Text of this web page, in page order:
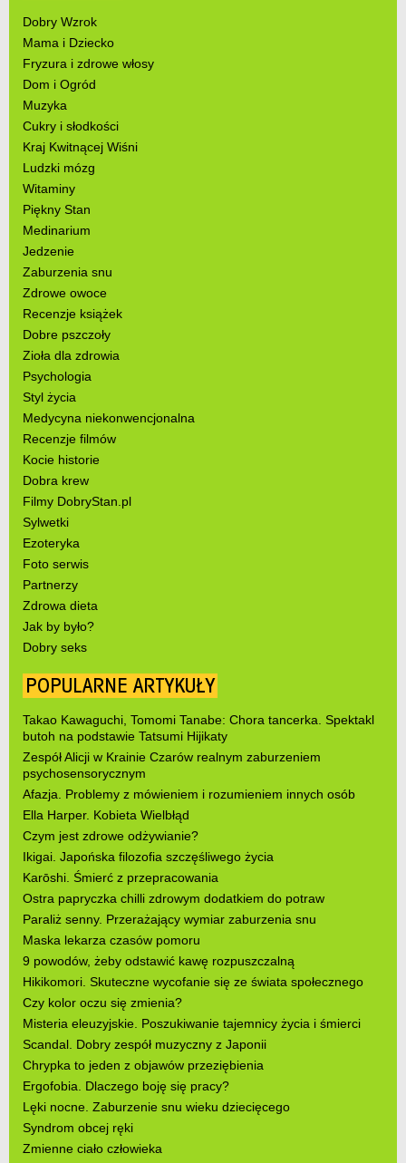
Dobry Wzrok
Mama i Dziecko
Fryzura i zdrowe włosy
Dom i Ogród
Muzyka
Cukry i słodkości
Kraj Kwitnącej Wiśni
Ludzki mózg
Witaminy
Piękny Stan
Medinarium
Jedzenie
Zaburzenia snu
Zdrowe owoce
Recenzje książek
Dobre pszczoły
Zioła dla zdrowia
Psychologia
Styl życia
Medycyna niekonwencjonalna
Recenzje filmów
Kocie historie
Dobra krew
Filmy DobryStan.pl
Sylwetki
Ezoteryka
Foto serwis
Partnerzy
Zdrowa dieta
Jak by było?
Dobry seks
POPULARNE ARTYKUŁY
Takao Kawaguchi, Tomomi Tanabe: Chora tancerka. Spektakl
butoh na podstawie Tatsumi Hijikaty
Zespół Alicji w Krainie Czarów realnym zaburzeniem
psychosensorycznym
Afazja. Problemy z mówieniem i rozumieniem innych osób
Ella Harper. Kobieta Wielbłąd
Czym jest zdrowe odżywianie?
Ikigai. Japońska filozofia szczęśliwego życia
Karōshi. Śmierć z przepracowania
Ostra papryczka chilli zdrowym dodatkiem do potraw
Paraliż senny. Przerażający wymiar zaburzenia snu
Maska lekarza czasów pomoru
9 powodów, żeby odstawić kawę rozpuszczalną
Hikikomori. Skuteczne wycofanie się ze świata społecznego
Czy kolor oczu się zmienia?
Misteria eleuzyjskie. Poszukiwanie tajemnicy życia i śmierci
Scandal. Dobry zespół muzyczny z Japonii
Chrypka to jeden z objawów przeziębienia
Ergofobia. Dlaczego boję się pracy?
Lęki nocne. Zaburzenie snu wieku dziecięcego
Syndrom obcej ręki
Zmienne ciało człowieka